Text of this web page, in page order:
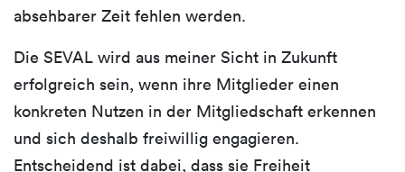
absehbarer Zeit fehlen werden.
Die SEVAL wird aus meiner Sicht in Zukunft
erfolgreich sein, wenn ihre Mitglieder einen
konkreten Nutzen in der Mitgliedschaft erkennen
und sich deshalb freiwillig engagieren.
Entscheidend ist dabei, dass sie Freiheit